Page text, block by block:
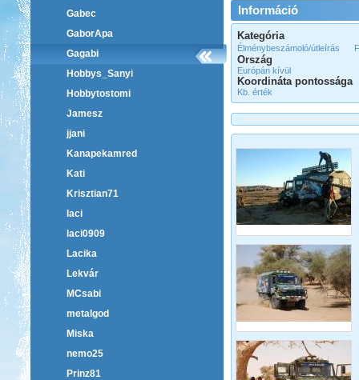
Gabec
GaborApa
Gagabi
Hobbys_Sanyi
Hobbytostomi
Jamesz
jjani
Kanapekamred
Kati
Krisztian71
laci
laci0909
Lacika
Lekvár
MCsabi
metalgod
Miska
nemo25
Prinz81
Információ
Kategória
Élménybeszámoló/útleírás
Ország
Európán kívül
Koordináta pontossága
Kb. érték